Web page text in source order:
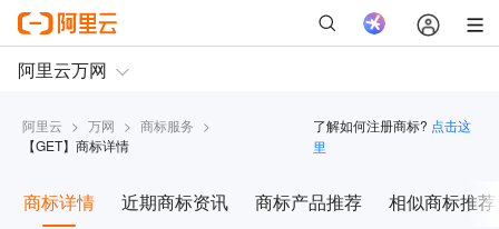
阿里云 > 万网 > 商标服务 >
【GET】商标详情
了解如何注册商标? 点击这
里
商标详情 近期商标资讯 商标产品推荐 相似商标推荐